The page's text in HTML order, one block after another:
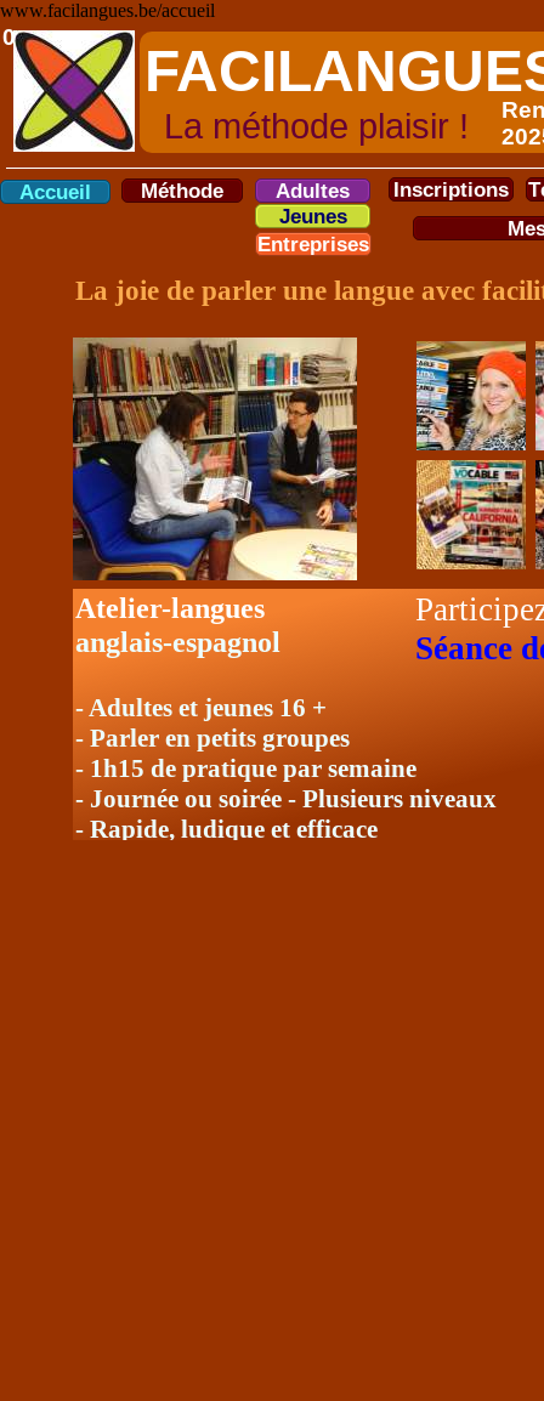
www.facilangues.be/accueil
0
Séance
La joie de parler une langue avec
Atelier-langues
anglais-espagnol
- Adultes et jeunes 16 +
- Parler en petits groupes
- 1h15 de pratique par semaine
- Journée ou soirée - Plusieurs niveaux
- Rapide, ludique et efficace
Inscriptions
Jeunes
Entreprises
Adultes
Méthode
Accueil
La méthode plaisir !